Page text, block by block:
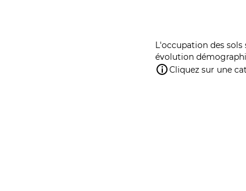
L'occupation des
évolution
Cliquez sur une